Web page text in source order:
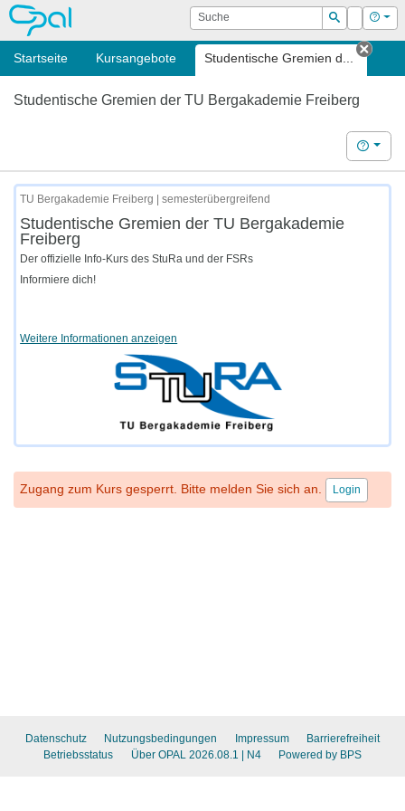
OPAL Suche
Suchen
Login Hilfe
Startseite Kursangebote Studentische Gremien d...
Tab
Studentische Gremien der TU Bergakademie Freiberg
Hilfe
TU Bergakademie Freiberg | semesterübergreifend
Studentische Gremien der TU Bergakademie
Freiberg
Der offizielle Info-Kurs des StuRa und der FSRs
Informiere dich!
Weitere Informationen anzeigen
Zugang zum Kurs gesperrt. Bitte melden Sie sich an. Login
Datenschutz Nutzungsbedingungen Impressum
Barrierefreiheit
Betriebsstatus
Über OPAL 2026.08.1 | N4 Powered by BPS